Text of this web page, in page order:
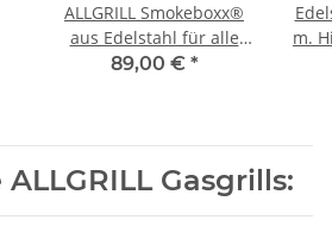
ALLGRILL Smokeboxx®
aus Edelstahl für alle
Modelle ab Allrounder
89,00 € *
m.
Gasgrills: